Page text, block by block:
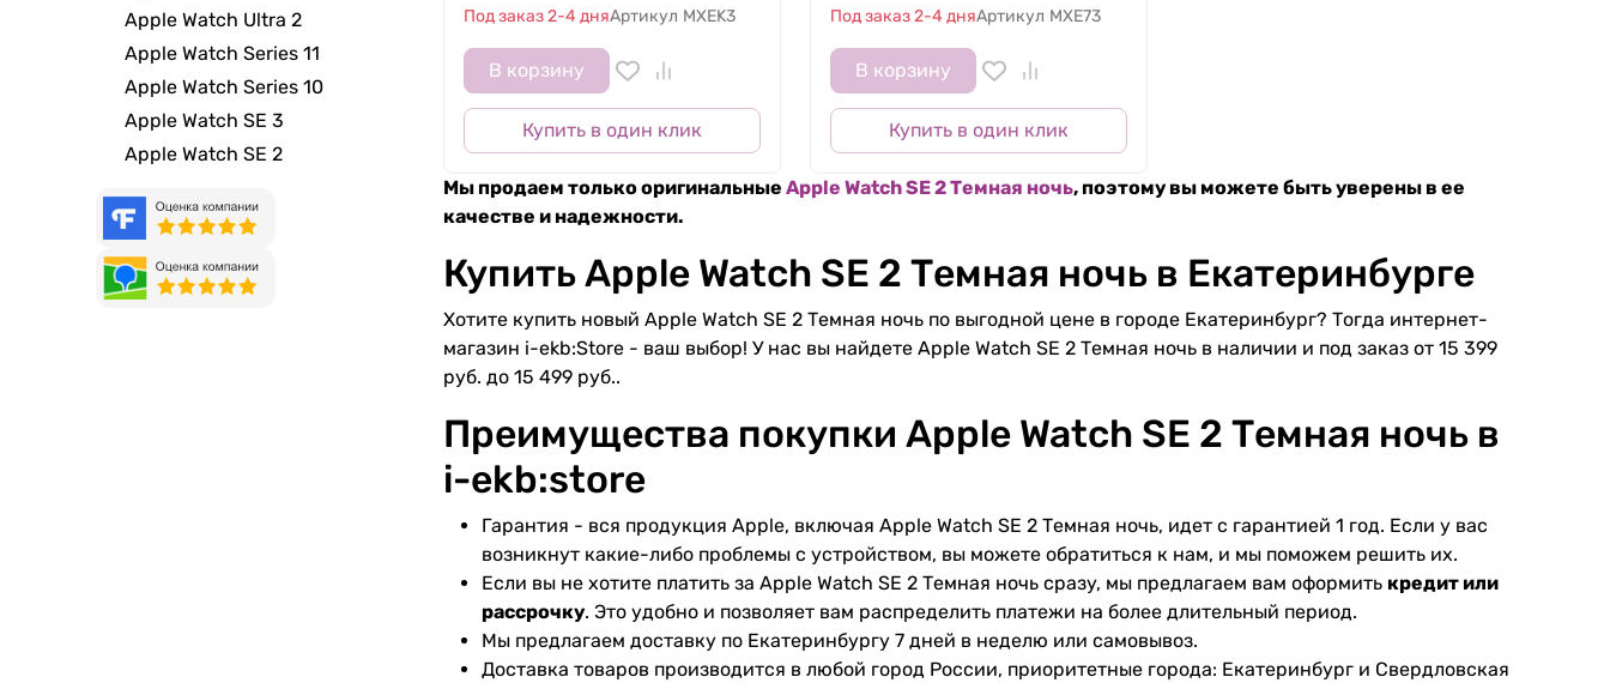
Apple Watch Ultra 2
Apple Watch Series 11
Apple Watch Series 10
Apple Watch SE 3
Apple Watch SE 2
Под заказ 2-4 дняАртикул MXEK3
В корзину
Купить в один клик
Под заказ 2-4 дняАртикул MXE73
В корзину
Купить в один клик
Мы продаем только оригинальные Apple Watch SE 2 Темная ночь, поэтому вы можете быть уверены в ее
качестве и надежности.
Купить Apple Watch SE 2 Темная ночь в Екатеринбурге
Хотите купить новый Apple Watch SE 2 Темная ночь по выгодной цене в городе Екатеринбург? Тогда интернет-
магазин i-ekb:Store - ваш выбор! У нас вы найдете Apple Watch SE 2 Темная ночь в наличии и под заказ от 15 399
руб. до 15 499 руб..
Преимущества покупки Apple Watch SE 2 Темная ночь в
i-ekb:store
Гарантия - вся продукция Apple, включая Apple Watch SE 2 Темная ночь, идет с гарантией 1 год. Если у вас
возникнут какие-либо проблемы с устройством, вы можете обратиться к нам, и мы поможем решить их.
Если вы не хотите платить за Apple Watch SE 2 Темная ночь сразу, мы предлагаем вам оформить кредит или
рассрочку. Это удобно и позволяет вам распределить платежи на более длительный период.
Мы предлагаем доставку по Екатеринбургу 7 дней в неделю или самовывоз.
Доставка товаров производится в любой город России, приоритетные города: Екатеринбург и Свердловская